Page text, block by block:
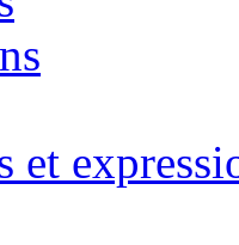
et